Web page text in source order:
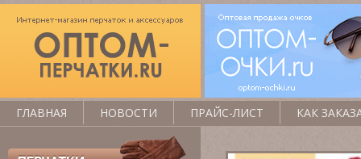
ГЛАВНАЯ НОВОСТИ ПРАЙС-ЛИСТ КАК